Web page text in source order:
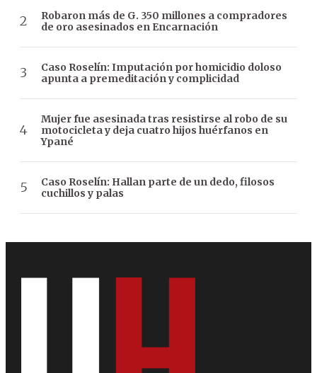
Robaron más de G. 350 millones a compradores
de oro asesinados en Encarnación
Caso Roselín: Imputación por homicidio doloso
apunta a premeditación y complicidad
Mujer fue asesinada tras resistirse al robo de su
motocicleta y deja cuatro hijos huérfanos en
Ypané
Caso Roselín: Hallan parte de un dedo, filosos
cuchillos y palas